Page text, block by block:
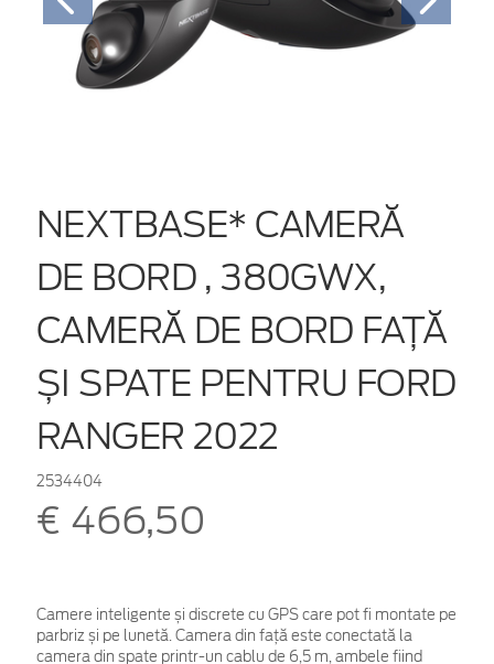
NEXTBASE* CAMERĂ
DE BORD , 380GWX,
CAMERĂ DE BORD FAȚĂ
ȘI SPATE PENTRU FORD
RANGER 2022
2534404
€ 466,50
Camere inteligente și discrete cu GPS care pot fi montate pe
parbriz și pe lunetă. Camera din față este conectată la
camera din spate printr-un cablu de 6,5 m, ambele fiind